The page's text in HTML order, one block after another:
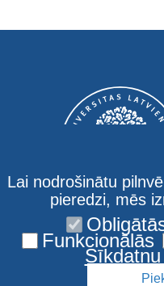
Lai nodrošinātu
pieredzi, mēs
Funkcionālās